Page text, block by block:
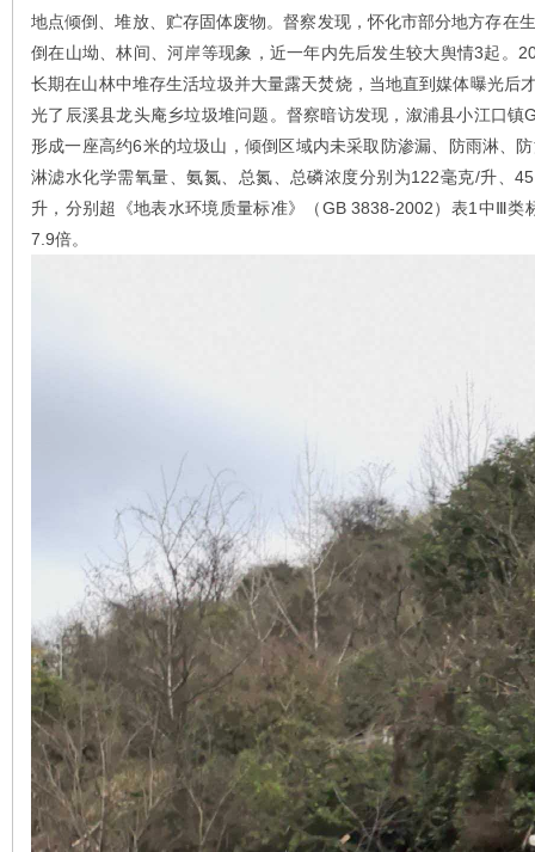
地点倾倒、堆放、贮存固体废物‌。督察发现，怀化市部分地方存在
倒在山坳、林间、河岸等现象，近一年内先后发生较大舆情3起。
长期在山林中堆存生活垃圾并大量露天焚烧，当地直到媒体曝光后
光了辰溪县龙头庵乡垃圾堆问题。督察暗访发现，溆浦县小江口镇
形成一座高约6米的垃圾山，倾倒区域内未采取防渗漏、防雨淋、
淋滤水化学需氧量、氨氮、总氮、总磷浓度分别为122毫克/升、
升，分别超《地表水环境质量标准》（GB 3838-2002）表1中Ⅲ类
7.9倍。